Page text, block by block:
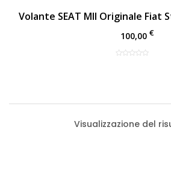
100,00 €
Visualizzazione del